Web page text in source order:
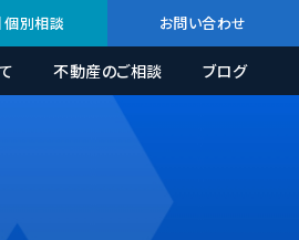
個別相談 お問い合わせ
不動産のご相談 ブログ